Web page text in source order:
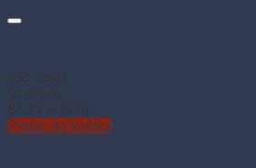
Kód: 68634
Na sklade
€3.21 (s DPH)
Pridať do košíka